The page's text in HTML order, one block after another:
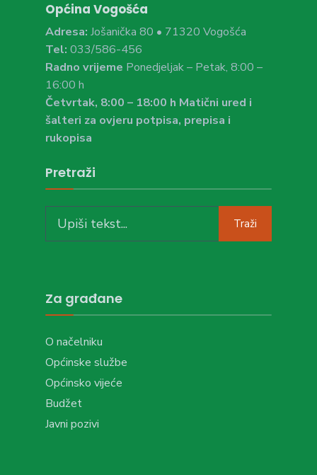
Općina Vogošća
Adresa: Jošanička 80 • 71320 Vogošća
Tel: 033/586-456
Radno vrijeme Ponedjeljak – Petak, 8:00 –
16:00 h
Četvrtak, 8:00 – 18:00 h Matični ured i
šalteri za ovjeru potpisa, prepisa i
rukopisa
Pretraži
Traži
Za građane
O načelniku
Općinske službe
Općinsko vijeće
Budžet
Javni pozivi